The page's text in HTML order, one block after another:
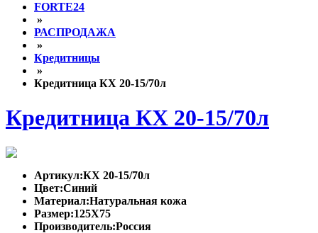
FORTE24
»
РАСПРОДАЖА
»
Кредитницы
»
Кредитница КХ 20-15/70л
Кредитница КХ 20-15/70л
Артикул:КХ 20-15/70л
Цвет:Синий
Материал:Натуральная кожа
Размер:125Х75
Производитель:Россия